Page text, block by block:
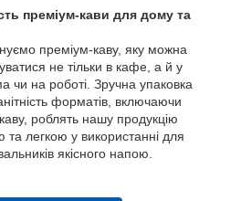
преміум-кави для дому та
преміум-каву, яку можна
не тільки в кафе, а й у
чи на роботі. Зручна упаковка
форматів, включаючи
роблять нашу продукцію
та легкою у використанні для
якісного напою.